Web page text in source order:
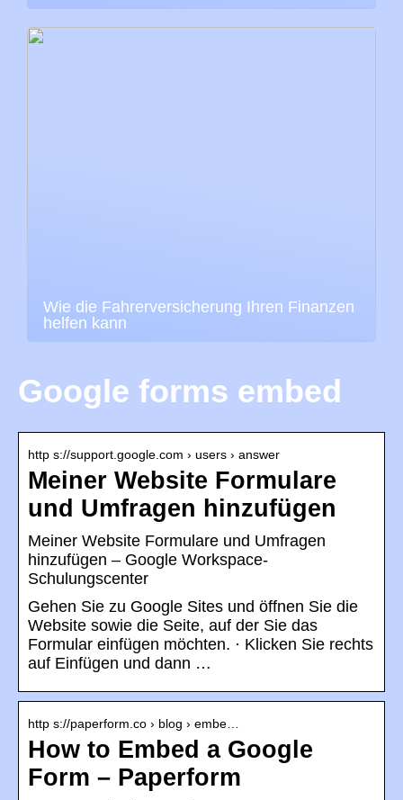
Wie die Fahrerversicherung Ihren Finanzen
helfen kann
Google forms embed
http s://support.google.com › users › answer
Meiner Website Formulare
und Umfragen hinzufügen
Meiner Website Formulare und Umfragen
hinzufügen – Google Workspace-
Schulungscenter
Gehen Sie zu Google Sites und öffnen Sie die
Website sowie die Seite, auf der Sie das
Formular einfügen möchten. · Klicken Sie rechts
auf Einfügen und dann …
http s://paperform.co › blog › embe…
How to Embed a Google
Form – Paperform